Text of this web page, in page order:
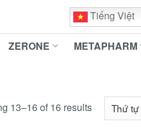
Tiếng Việt
ZERONE METAPHARM
13–16 of 16 results